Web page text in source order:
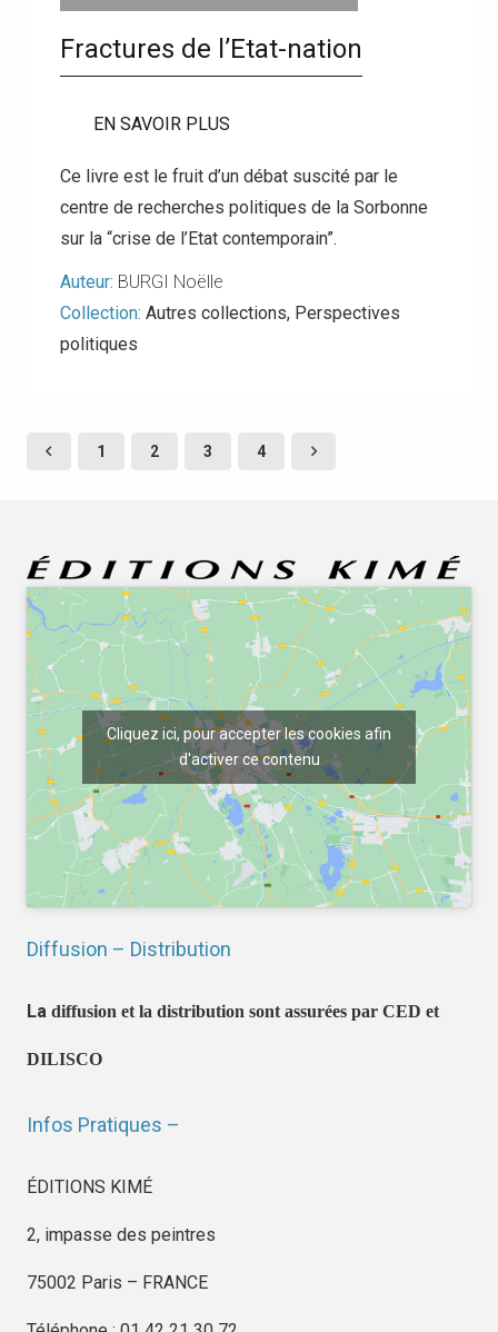
Fractures de l’Etat-nation
EN SAVOIR PLUS
Ce livre est le fruit d’un débat suscité par le
centre de recherches politiques de la Sorbonne
sur la “crise de l’Etat contemporain”.
Auteur: BURGI Noëlle
Collection: Autres collections, Perspectives
politiques
1 2 3 4
Cliquez ici, pour accepter les cookies afin
d'activer ce contenu
Diffusion – Distribution
La diffusion et la distribution sont assurées par CED et
DILISCO
Infos Pratiques –
ÉDITIONS KIMÉ
2, impasse des peintres
75002 Paris – FRANCE